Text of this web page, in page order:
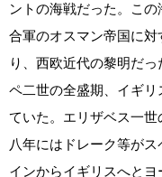
ントの海戦だった。こ
合軍のオスマン帝国に
り、西欧近代の黎明だ
ペ二世の全盛期、イギ
ていた。エリザベス一
八年にはドレーク等が
インからイギリスへと